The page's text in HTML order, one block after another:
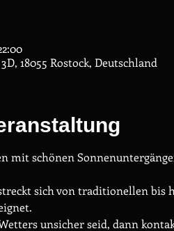
18055 Rostock, Deutschland
mit schönen
sich von traditionellen bis
unsicher seid, dann